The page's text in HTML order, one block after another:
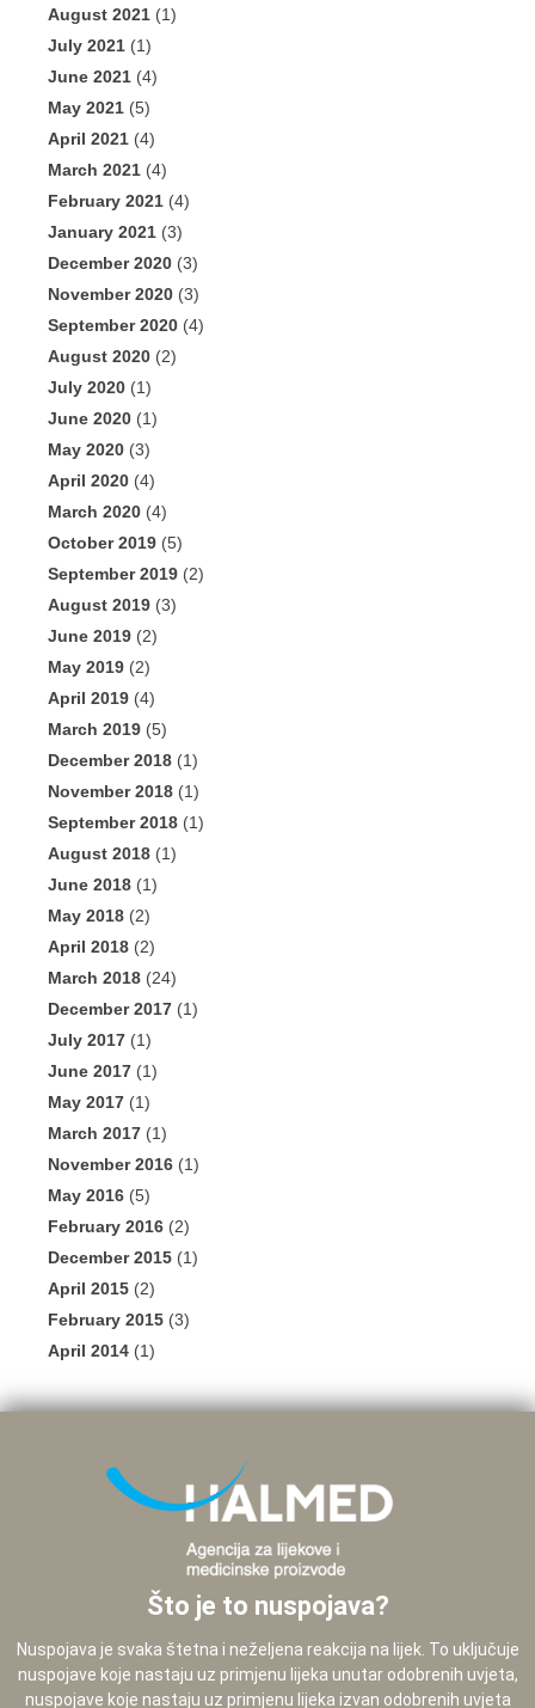
August 2021 (1)
July 2021 (1)
June 2021 (4)
May 2021 (5)
April 2021 (4)
March 2021 (4)
February 2021 (4)
January 2021 (3)
December 2020 (3)
November 2020 (3)
September 2020 (4)
August 2020 (2)
July 2020 (1)
June 2020 (1)
May 2020 (3)
April 2020 (4)
March 2020 (4)
October 2019 (5)
September 2019 (2)
August 2019 (3)
June 2019 (2)
May 2019 (2)
April 2019 (4)
March 2019 (5)
December 2018 (1)
November 2018 (1)
September 2018 (1)
August 2018 (1)
June 2018 (1)
May 2018 (2)
April 2018 (2)
March 2018 (24)
December 2017 (1)
July 2017 (1)
June 2017 (1)
May 2017 (1)
March 2017 (1)
November 2016 (1)
May 2016 (5)
February 2016 (2)
December 2015 (1)
April 2015 (2)
February 2015 (3)
April 2014 (1)
Što je to nuspojava?
Nuspojava je svaka štetna i neželjena reakcija na lijek. To uključuje
nuspojave koje nastaju uz primjenu lijeka unutar odobrenih uvjeta,
nuspojave koje nastaju uz primjenu lijeka izvan odobrenih uvjeta